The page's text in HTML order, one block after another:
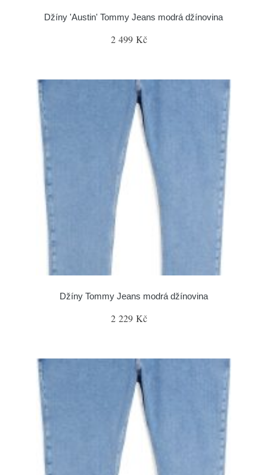
Džíny 'Austin' Tommy Jeans modrá džínovina
2 499 Kč
Džíny Tommy Jeans modrá džínovina
2 229 Kč